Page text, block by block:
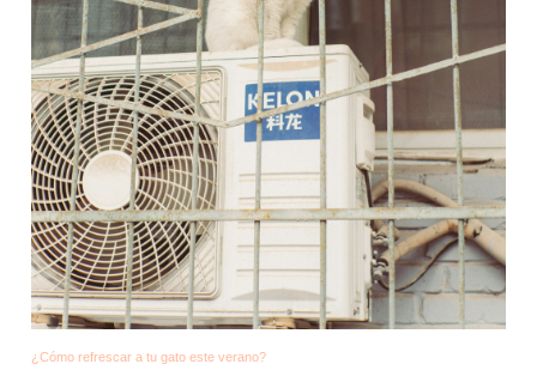
¿Cómo refrescar a tu gato este verano?